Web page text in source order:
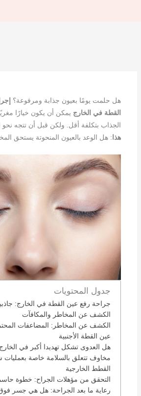
هل حلمت يومًا بعيون جذابة ومرفوعة؟
القطة في الخارج يمكن أن يكون خيارًا
الجذاب بتكلفة أقل. ولكن قبل أن تتجه نحو
هذا: هل الوعد بالعيون المنحوتة يستحق
جدول المحتويات
جراحة رفع عين القطة في الخارج:
الكشف عن المخاطر والمكافآت
الكشف عن المخاطر: المضاعفات
عين القطة الأجنبية
هل العدوى تشكل تهديدا أكبر في
مخاوف تتعلق بالسلامة خاصة بعمليات
القطط الخارجية
التحقق من مؤهلات الجراح: خطوة
رعاية ما بعد الجراحة: هل هي جسر فوق